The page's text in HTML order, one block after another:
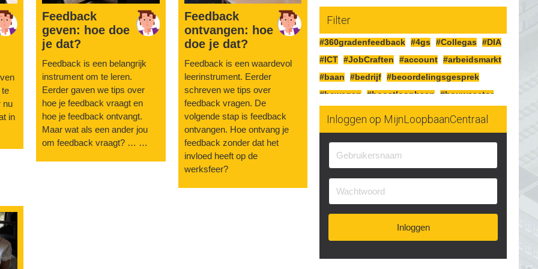
te
nu
in
Feedback
geven: hoe doe
je dat?
Feedback is een belangrijk
instrument om te leren.
Eerder gaven we tips over
hoe je feedback vraagt en
hoe je feedback ontvangt.
Maar wat als een ander jou
om feedback vraagt? … …
Feedback
ontvangen: hoe
doe je dat?
Feedback is een waardevol
leerinstrument. Eerder
schreven we tips over
feedback vragen. De
volgende stap is feedback
ontvangen. Hoe ontvang je
feedback zonder dat het
invloed heeft op de
werksfeer?
Filter
#360gradenfeedback #4gs #Collegas
#DIA
#ICT #JobCraften #account #arbeidsmarkt
#baan
#bedrijf #beoordelingsgesprek
#bewegen #boostloopbaan #bouwsector
#detailhandel
#drijfveren
#experimenteren
#feedbackgeven
#gezondheid #gripopgeld #inzetbaarheid
#jobcrafting
Inloggen op MijnLoopbaanCentraal
Inloggen